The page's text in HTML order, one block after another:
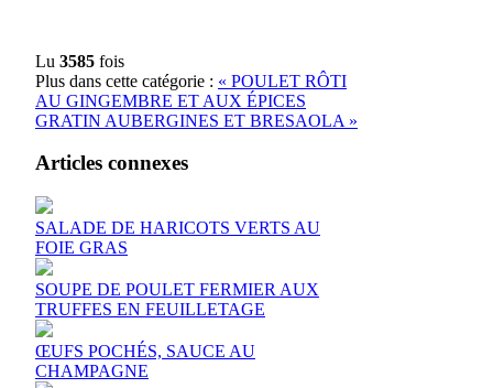
Lu 3585 fois
Plus dans cette catégorie : « POULET RÔTI
AU GINGEMBRE ET AUX ÉPICES
GRATIN AUBERGINES ET BRESAOLA »
Articles connexes
SALADE DE HARICOTS VERTS AU
FOIE GRAS
SOUPE DE POULET FERMIER AUX
TRUFFES EN FEUILLETAGE
ŒUFS POCHÉS, SAUCE AU
CHAMPAGNE